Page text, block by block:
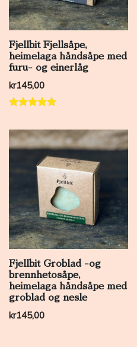
Fjellbit Fjellsåpe,
heimelaga håndsåpe med
furu- og einerlåg
kr145,00
av 5
Fjellbit Groblad -og
brennhetosåpe,
heimelaga håndsåpe med
groblad og nesle
kr145,00